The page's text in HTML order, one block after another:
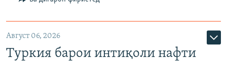
Август 06, 2026
Туркия барои интиқоли нафти